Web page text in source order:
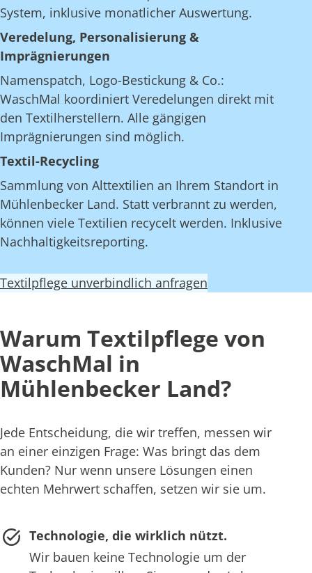
System, inklusive monatlicher Auswertung.
Veredelung, Personalisierung &
Imprägnierungen
Namenspatch, Logo-Bestickung & Co.:
WaschMal koordiniert Veredelungen direkt mit
den Textilherstellern. Alle gängigen
Imprägnierungen sind möglich.
Textil-Recycling
Sammlung von Alttextilien an Ihrem Standort in
Mühlenbecker Land. Statt verbrannt zu werden,
können viele Textilien recycelt werden. Inklusive
Nachhaltigkeitsreporting.
Textilpflege unverbindlich anfragen
Warum Textilpflege von
WaschMal in
Mühlenbecker Land?
Jede Entscheidung, die wir treffen, messen wir
an einer einzigen Frage: Was bringt das dem
Kunden? Nur wenn unsere Lösungen einen
echten Mehrwert schaffen, setzen wir sie um.
Technologie, die wirklich nützt.
Wir bauen keine Technologie um der